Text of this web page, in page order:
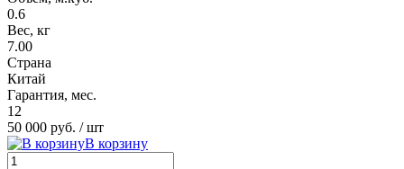
0.6
Вес, кг
7.00
Страна
Китай
Гарантия, мес.
12
50 000 руб. / шт
В корзину